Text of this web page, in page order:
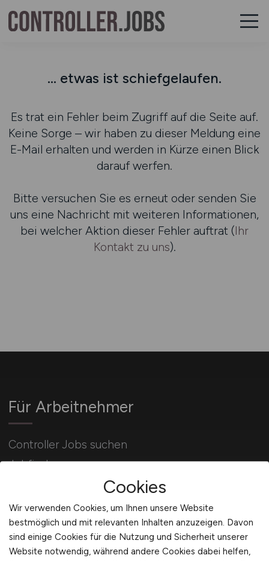
... etwas ist schiefgelaufen.
Es trat ein Fehler beim Zugriff auf die Seite auf.
Keine Sorge – wir haben zu dieser Meldung eine
E-Mail erhalten und werden in Kürze einen Blick
darauf werfen.
Bitte versuchen Sie es erneut oder senden Sie
uns eine Nachricht mit weiteren Informationen,
bei welcher Aktion dieser Fehler auftrat (Ihr
Kontakt zu uns).
Für Arbeitnehmer
Controller Jobs suchen
Jobfinder
Arbeitnehmer Registrierung
Cookies
Wir verwenden Cookies, um Ihnen unsere Website
bestmöglich und mit relevanten Inhalten anzuzeigen. Davon
sind einige Cookies für die Nutzung und Sicherheit unserer
Website notwendig, während andere Cookies dabei helfen,